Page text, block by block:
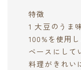
特徴
1 大豆のうま
100%を使用
ベースにして
料理がきれい